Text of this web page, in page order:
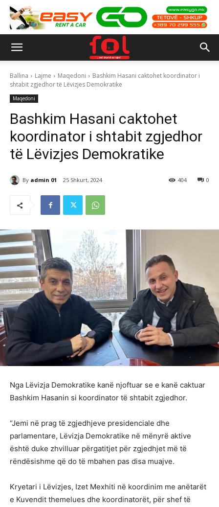
Ballina Lajme Maqedoni
Bashkim Hasani caktohet koordinator i
shtabit zgjedhor të Lëvizjes Demokratike
Maqedoni
Bashkim Hasani caktohet
koordinator i shtabit zgjedhor
të Lëvizjes Demokratike
By admin 01 25 Shkurt, 2024 0
404
Nga Lëvizja Demokratike kanë njoftuar se e kanë caktuar
Bashkim Hasanin si koordinator të shtabit zgjedhor.
“Jemi në prag të zgjedhjeve presidenciale dhe
parlamentare, Lëvizja Demokratike në mënyrë aktive
është duke zhvilluar përgatitjet për zgjedhjet më të
rëndësishme që do të mbahen pas disa muajve.
Kryetari i Lëvizjes, Izet Mexhiti në koordinim me anëtarët
e Kuvendit themelues dhe koordinatorët, për shef të